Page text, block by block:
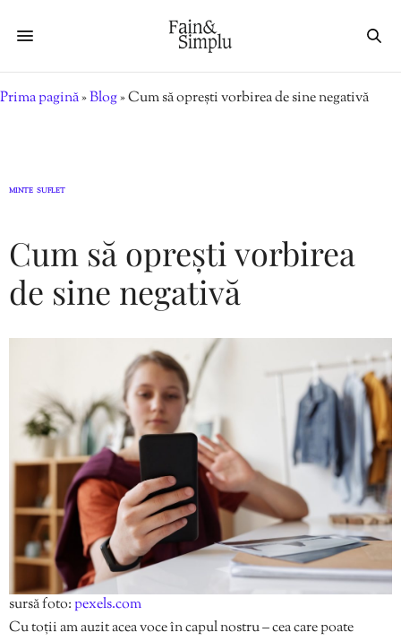
Prima pagină»Blog»Cum să oprești vorbirea de sine negativă
MINTE SUFLET
Cum să oprești vorbirea
de sine negativă
sursă foto:pexels.com
Cu toții am auzit acea voce în capul nostru – cea care poate